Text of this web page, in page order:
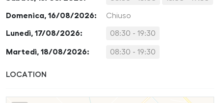
Domenica, 16/08/2026: Chiuso
Lunedì, 17/08/2026: 08:30 - 19:30
Martedì, 18/08/2026: 08:30 - 19:30
LOCATION